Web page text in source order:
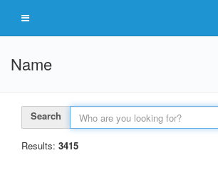
Name
Search
Results: 3415